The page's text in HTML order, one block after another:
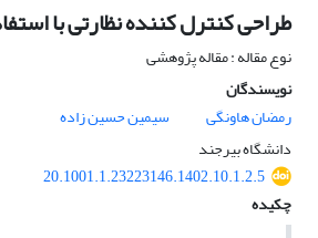
طراحی کنترل کننده نظارتی با
نوع مقاله : مقاله پژوهشی
نویسندگان
رمضان هاونگی
سیمین حسین زاده
دانشگاه بیرجند
20.1001.1.23223146.1402.10.1.2.5
چکیده